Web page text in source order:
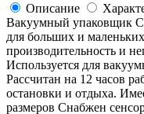
Описание
Вакуумный упаковщик
для больших и
производительность и
Используется для
Рассчитан на 12 часов
остановки и отдыха.
размеров Снабжен